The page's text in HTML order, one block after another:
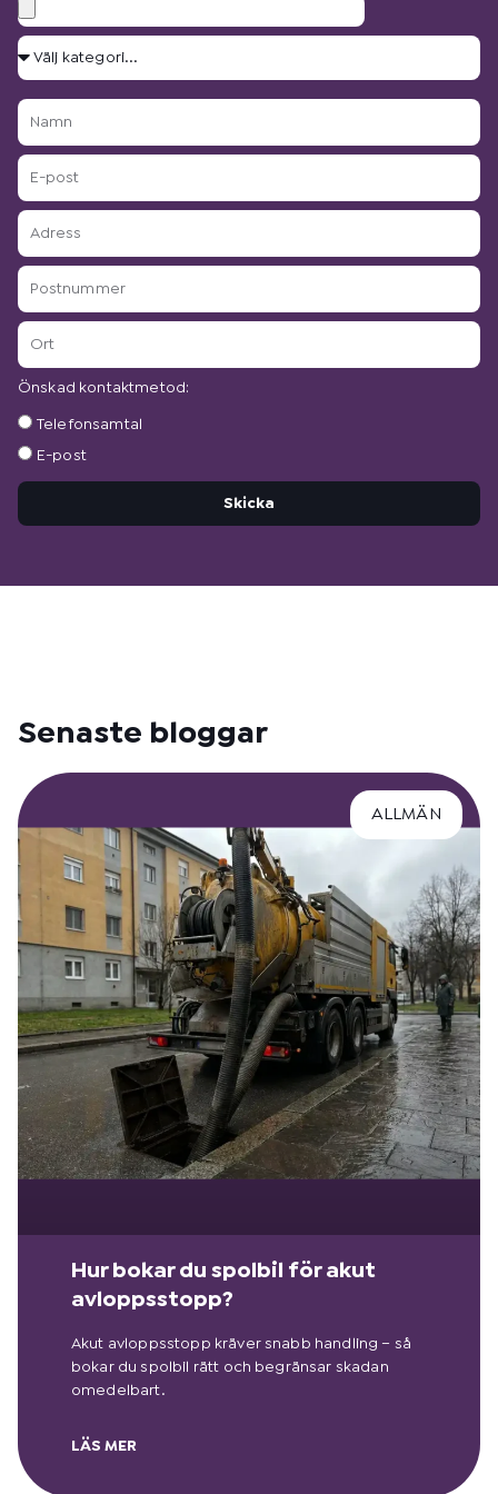
Bilagor
Välj
Namn
E-
post
Adress
Postnummer
Ort
Önskad kontaktmetod:
Önskad
Telefonsamtal
E-post
Skicka
Senaste bloggar
ALLMÄN
Hur bokar du spolbil för akut
avloppsstopp?
Akut avloppsstopp kräver snabb handling – så
bokar du spolbil rätt och begränsar skadan
omedelbart.
LÄS MER